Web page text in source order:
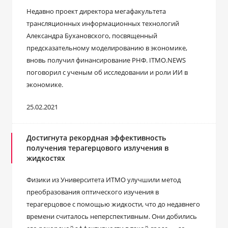
Недавно проект директора мегафакультета
трансляционных информационных технологий
Александра Бухановского, посвященный
предсказательному моделированию в экономике,
вновь получил финансирование РНФ. ITMO.NEWS
поговорил с ученым об исследовании и роли ИИ в
экономике.
25.02.2021
Достигнута рекордная эффективность
получения терагерцового излучения в
жидкостях
Физики из Университета ИТМО улучшили метод
преобразования оптического изучения в
терагерцовое с помощью жидкости, что до недавнего
времени считалось неперспективным. Они добились